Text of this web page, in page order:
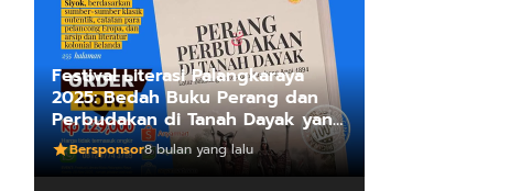
Festival Literasi Palangkaraya
2025: Bedah Buku Perang dan
Perbudakan di Tanah Dayak yang
Mengungkap Kebenaran Fakta
Sejarah
Bersponsor8 bulan yang lalu